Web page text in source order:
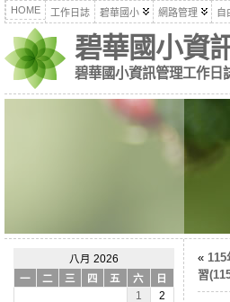
HOME 工作日誌 碧華國小 網路管理 自
碧華國小資
碧華國小資訊管理工作日
八月 2026
一
二 三 四 五 六
日
1
2
« 115
習